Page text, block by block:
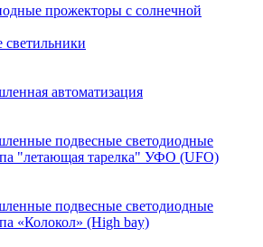
прожекторы с солнечной
автоматизация
подвесные cветодиодные
"летающая тарелка" УФО (UFO)
подвесные cветодиодные
«Колокол» (High bay)